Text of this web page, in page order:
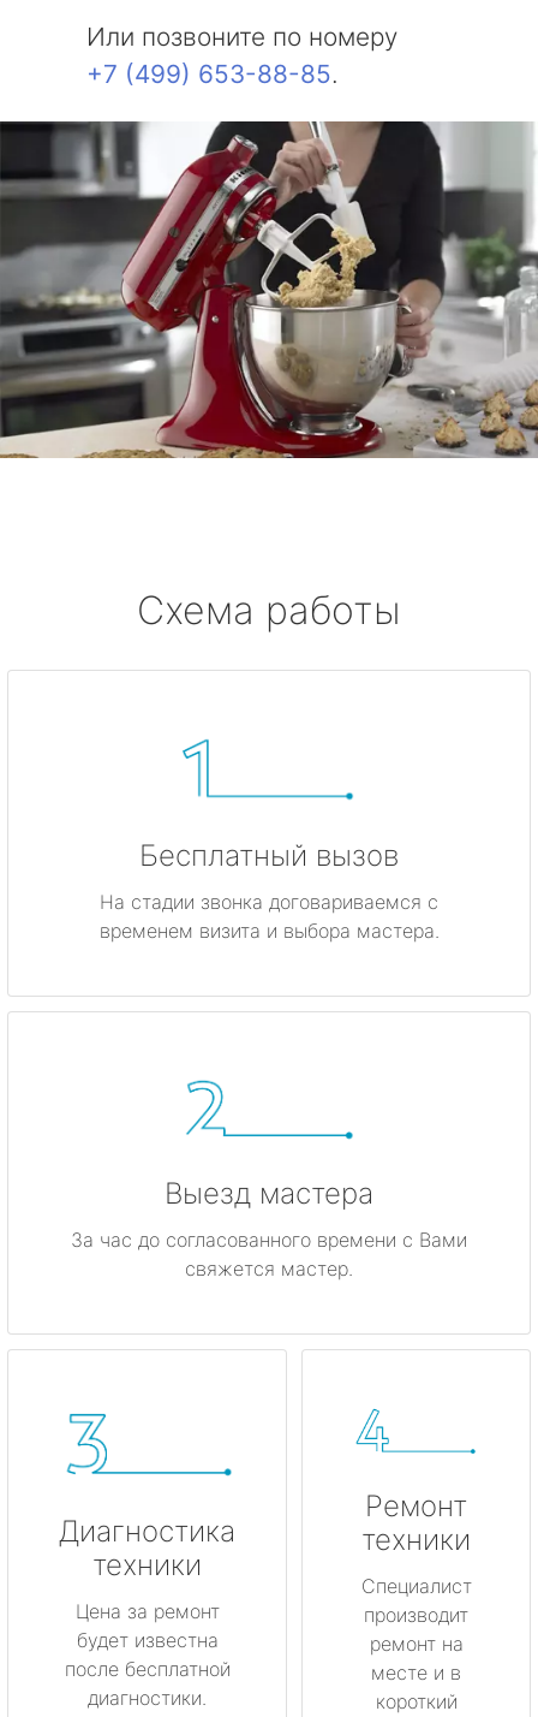
Или позвоните по номеру
+7 (499) 653-88-85.
Схема работы
Бесплатный вызов
На стадии звонка договариваемся с
временем визита и выбора мастера.
Выезд мастера
За час до согласованного времени с Вами
свяжется мастер.
Диагностика
техники
Цена за ремонт
будет известна
после бесплатной
диагностики.
Ремонт
техники
Специалист
производит
ремонт на
месте и в
короткий